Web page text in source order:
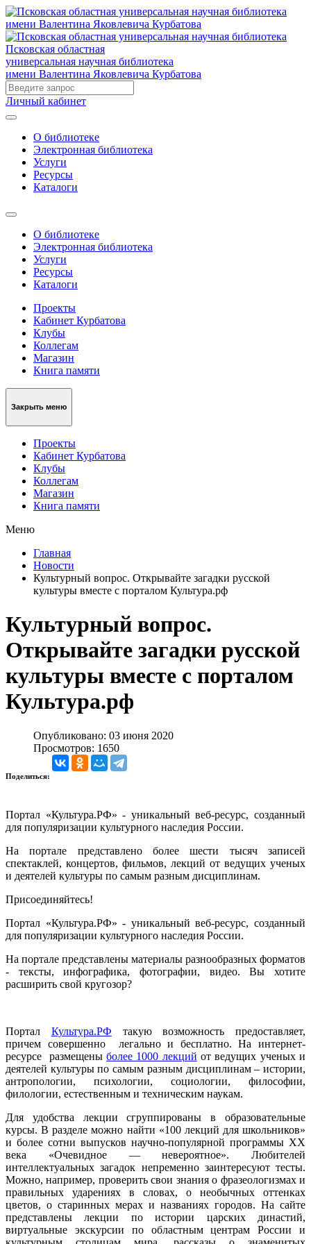
Псковская областная
универсальная научная библиотека
имени Валентина Яковлевича Курбатова
Личный кабинет
О библиотеке
Электронная библиотека
Услуги
Ресурсы
Каталоги
О библиотеке
Электронная библиотека
Услуги
Ресурсы
Каталоги
Проекты
Кабинет Курбатова
Клубы
Коллегам
Магазин
Книга памяти
Закрыть меню
Проекты
Кабинет Курбатова
Клубы
Коллегам
Магазин
Книга памяти
Меню
Главная
Новости
Культурный вопрос. Открывайте загадки русской
культуры вместе с порталом Культура.рф
Культурный вопрос.
Открывайте загадки русской
культуры вместе с порталом
Культура.рф
Опубликовано: 03 июня 2020
Просмотров: 1650
Поделиться:
Портал «Культура.РФ» - уникальный веб-ресурс, созданный
для популяризации культурного наследия России.
На портале представлено более шести тысяч записей
спектаклей, концертов, фильмов, лекций от ведущих ученых
и деятелей культуры по самым разным дисциплинам.
Присоединяйтесь!
Портал «Культура.РФ» - уникальный веб-ресурс, созданный
для популяризации культурного наследия России.
На портале представлены материалы разнообразных форматов
- тексты, инфографика, фотографии, видео. Вы хотите
расширить свой кругозор?
Портал Культура.РФ такую возможность предоставляет,
причем совершенно легально и бесплатно. На интернет-
ресурсе размещены более 1000 лекций от ведущих ученых и
деятелей культуры по самым разным дисциплинам – истории,
антропологии, психологии, социологии, философии,
филологии, естественным и техническим наукам.
Для удобства лекции сгруппированы в образовательные
курсы. В разделе можно найти «100 лекций для школьников»
и более сотни выпусков научно-популярной программы XX
века «Очевидное — невероятное». Любителей
интеллектуальных загадок непременно заинтересуют тесты.
Можно, например, проверить свои знания о фразеологизмах и
правильных ударениях в словах, о необычных оттенках
цветов, о старинных мерах и названиях городов. На сайте
представлены лекции по истории царских династий,
виртуальные экскурсии по областным центрам России и